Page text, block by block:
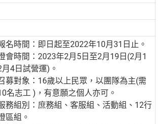
名時間：即日起至2022年10月31日止。
會時間：2023年2月5日至2月19日(2月1
月4日試營運)。
募對象：16歲以上民眾，以團隊為主(需
名志工 )，有意願之個人亦可。
務組別：庶務組、客服組、活動組、12行
區組。